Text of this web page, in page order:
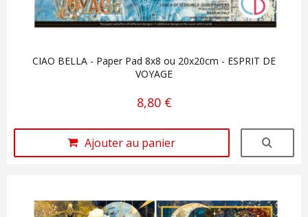
CIAO BELLA - Paper Pad 8x8 ou 20x20cm - ESPRIT DE
VOYAGE
8,80 €
Ajouter au panier